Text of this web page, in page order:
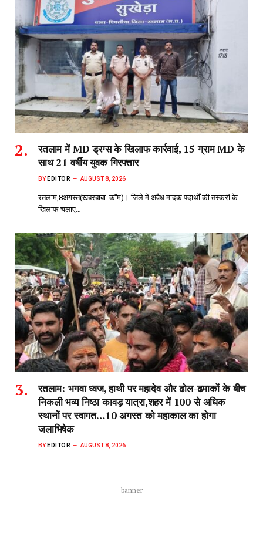
रतलाम में MD ड्रग्स के खिलाफ कार्रवाई, 15 ग्राम MD के
साथ 21 वर्षीय युवक गिरफ्तार
BY EDITOR AUGUST 8, 2026
रतलाम,8अगस्त(खबरबाबा. कॉम)। जिले में अवैध मादक पदार्थों की तस्करी के
खिलाफ चलाए…
रतलाम: भगवा ध्वज, हाथी पर महादेव और ढोल-ढमाकों के बीच
निकली भव्य निष्ठा कावड़ यात्रा,शहर में 100 से अधिक
स्थानों पर स्वागत…10 अगस्त को महाकाल का होगा
जलाभिषेक
BY EDITOR AUGUST 8, 2026
banner